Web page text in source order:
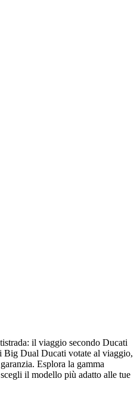
il viaggio secondo Ducati
Big Dual Ducati votate al viaggio,
Esplora la gamma
il modello più adatto alle tue